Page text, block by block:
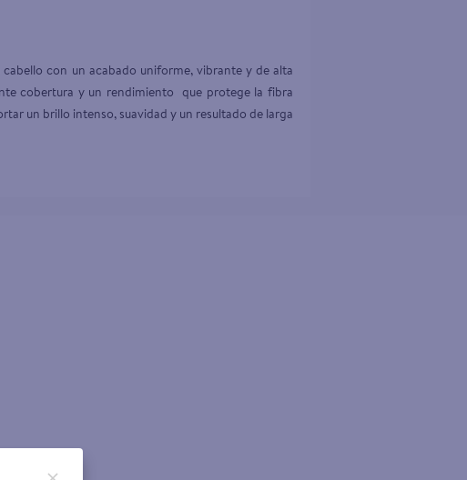
con un acabado uniforme, vibrante y de alta
cobertura y un rendimiento  que protege la fibra
un brillo intenso, suavidad y un resultado de larga